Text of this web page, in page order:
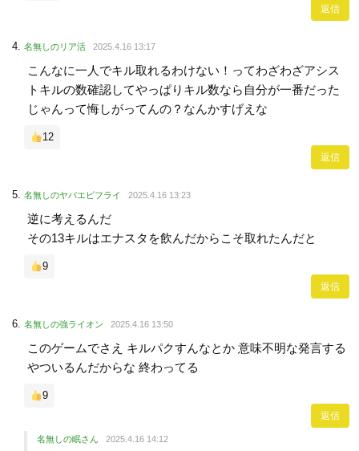
返信
名無しのリア活 2025.4.16 13:17
こんなに一人でキル取れるわけない！ってわざわざアシス
トキルの数確認してやっぱりキル数なら自分が一番だった
じゃんって悔しがってんの？なんかすげえな
12
返信
名無しのヤバエビフライ 2025.4.16 13:23
逆に考えるんだ
その13キルはエナスタを飲んだからこそ取れたんだと
9
返信
名無しの強ライオン 2025.4.16 13:50
このゲームでさえ キルパクすんなとか 意味不明な発言する
やついるんだからな 終わってる
9
返信
名無しの眠さん 2025.4.16 14:12